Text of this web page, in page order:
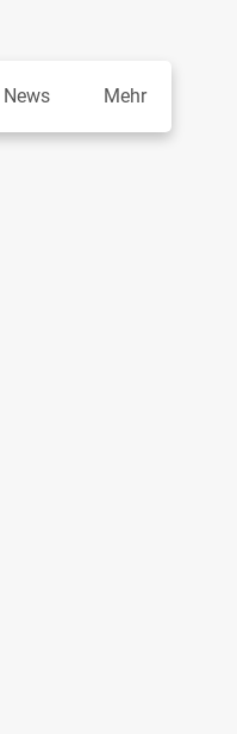
News Mehr